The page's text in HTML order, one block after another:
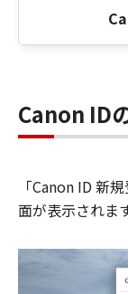
Canon ID
「Canon ID 新
面が表示されます